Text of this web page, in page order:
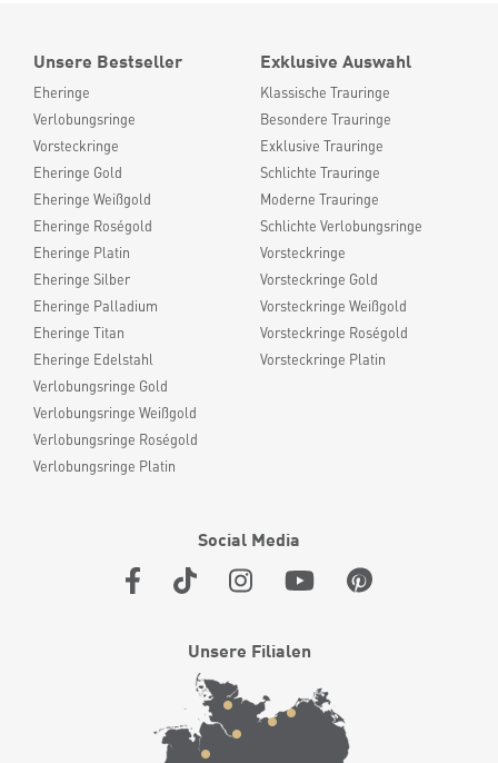
Unsere Bestseller
Eheringe
Verlobungsringe
Vorsteckringe
Eheringe Gold
Eheringe Weißgold
Eheringe Roségold
Eheringe Platin
Eheringe Silber
Eheringe Palladium
Eheringe Titan
Eheringe Edelstahl
Verlobungsringe Gold
Verlobungsringe Weißgold
Verlobungsringe Roségold
Verlobungsringe Platin
Exklusive Auswahl
Klassische Trauringe
Besondere Trauringe
Exklusive Trauringe
Schlichte Trauringe
Moderne Trauringe
Schlichte Verlobungsringe
Vorsteckringe
Vorsteckringe Gold
Vorsteckringe Weißgold
Vorsteckringe Roségold
Vorsteckringe Platin
Social Media
Unsere Filialen